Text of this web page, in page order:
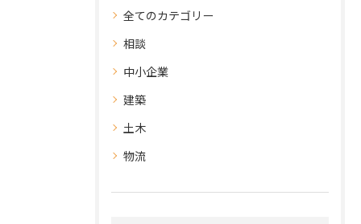
全てのカテゴリー
相談
中小企業
建築
土木
物流